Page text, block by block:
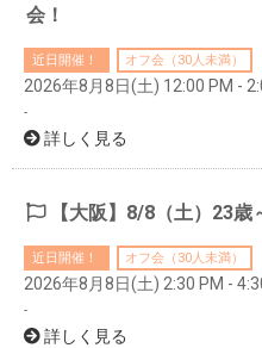
会！
近日開催！ オフ会（30人未満）
2026年8月8日(土) 12:00 PM -
-
詳しく見る
【大阪】8/8（土）23歳
近日開催！ オフ会（30人未満）
2026年8月8日(土) 2:30 PM -
-
詳しく見る